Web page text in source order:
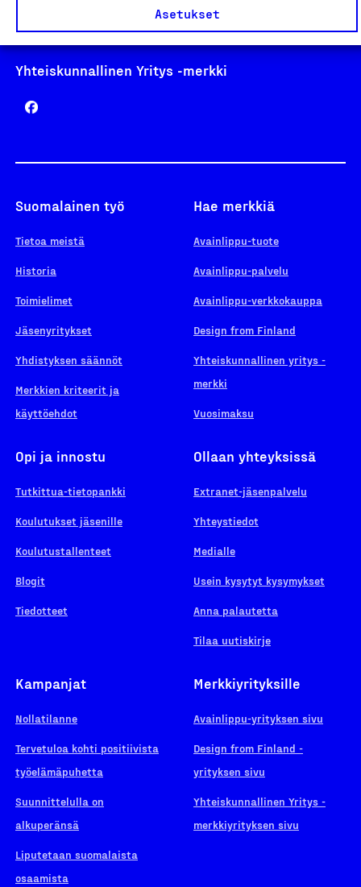
Asetukset
Yhteiskunnallinen Yritys -merkki
Suomalainen työ
Tietoa meistä
Historia
Toimielimet
Jäsenyritykset
Yhdistyksen säännöt
Merkkien kriteerit ja
käyttöehdot
Hae merkkiä
Avainlippu-tuote
Avainlippu-palvelu
Avainlippu-verkkokauppa
Design from Finland
Yhteiskunnallinen yritys -
merkki
Vuosimaksu
Opi ja innostu
Tutkittua-tietopankki
Koulutukset jäsenille
Koulutustallenteet
Blogit
Tiedotteet
Ollaan yhteyksissä
Extranet-jäsenpalvelu
Yhteystiedot
Medialle
Usein kysytyt kysymykset
Anna palautetta
Tilaa uutiskirje
Kampanjat
Nollatilanne
Tervetuloa kohti positiivista
työelämäpuhetta
Suunnittelulla on
alkuperänsä
Liputetaan suomalaista
osaamista
Merkkiyrityksille
Avainlippu-yrityksen sivu
Design from Finland -
yrityksen sivu
Yhteiskunnallinen Yritys -
merkkiyrityksen sivu